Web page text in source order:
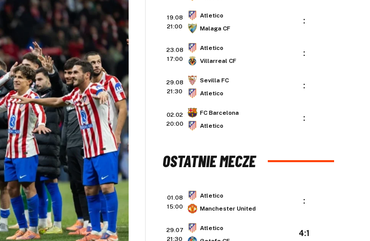
19.08
21:00
Atletico
Malaga CF
:
23.08
17:00
Atletico
Villarreal CF
:
29.08
21:30
Sevilla FC
Atletico
:
02.02
20:00
FC Barcelona
Atletico
:
OSTATNIE MECZE
01.08
15:00
Atletico
Manchester United
:
29.07
21:30
Atletico
4:1